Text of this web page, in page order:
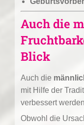
Auch die
Blick
Auch die
mit Hilfe der
verbessert
Obwohl die